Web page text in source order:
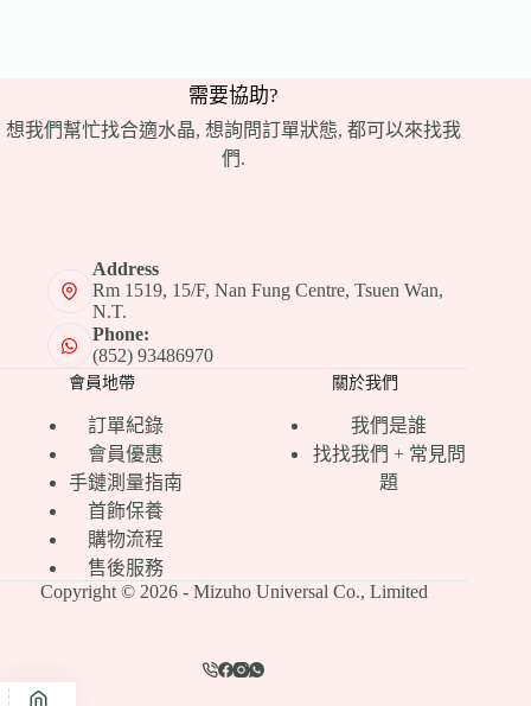
需要協助?
想我們幫忙找合適水晶, 想詢問訂單狀態, 都可以來找我
們.
Address
Rm 1519, 15/F, Nan Fung Centre, Tsuen Wan,
N.T.
Phone:
(852) 93486970
會員地帶
訂單紀錄
會員優惠
手鏈測量指南
首飾保養
購物流程
售後服務
關於我們
我們是誰
找找我們 + 常見問
題
Copyright © 2026 - Mizuho Universal Co., Limited